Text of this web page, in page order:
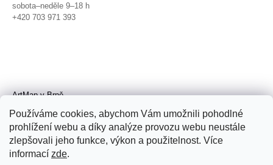
Používáme cookies, abychom Vám umožnili pohodlné
prohlížení webu a díky analýze provozu webu neustále
zlepšovali jeho funkce, výkon a použitelnost. Více
informací zde.
sobota–neděle 9–18 h
+420 703 971 393
ArtMap v Brně
Radnická 4, Brno
úterý–pátek 11–19 h
sobota 14–19 h
+420 702 152 298